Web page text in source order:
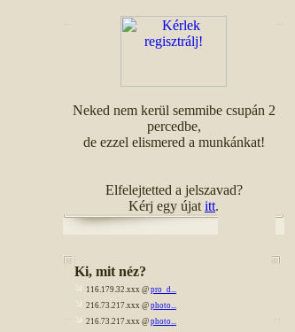
Neked nem kerül semmibe csupán 2
percedbe,
de ezzel elismered a munkánkat!
Elfelejtetted a jelszavad?
Kérj egy újat itt.
Ki, mit néz?
116.179.32.xxx @ pro_d...
216.73.217.xxx @ photo...
216.73.217.xxx @ photo...